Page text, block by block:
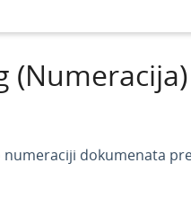
(Numeracija)
dokumenata